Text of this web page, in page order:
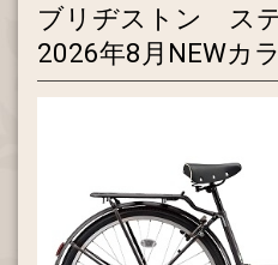
ブリヂストン ス
2026年8月NEWカ